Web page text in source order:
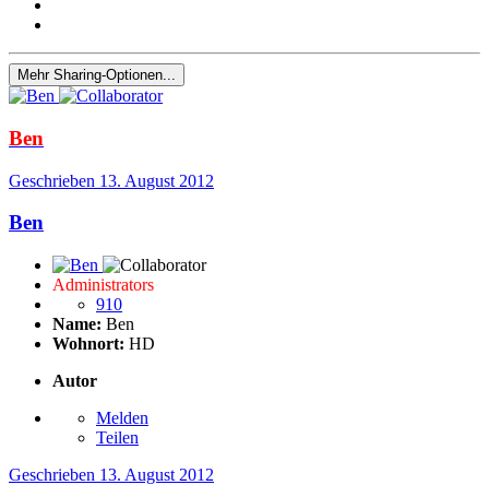
Mehr Sharing-Optionen...
Ben
Geschrieben 13. August 2012
Ben
Administrators
910
Name: Ben
Wohnort: HD
Autor
Melden
Teilen
Geschrieben 13. August 2012